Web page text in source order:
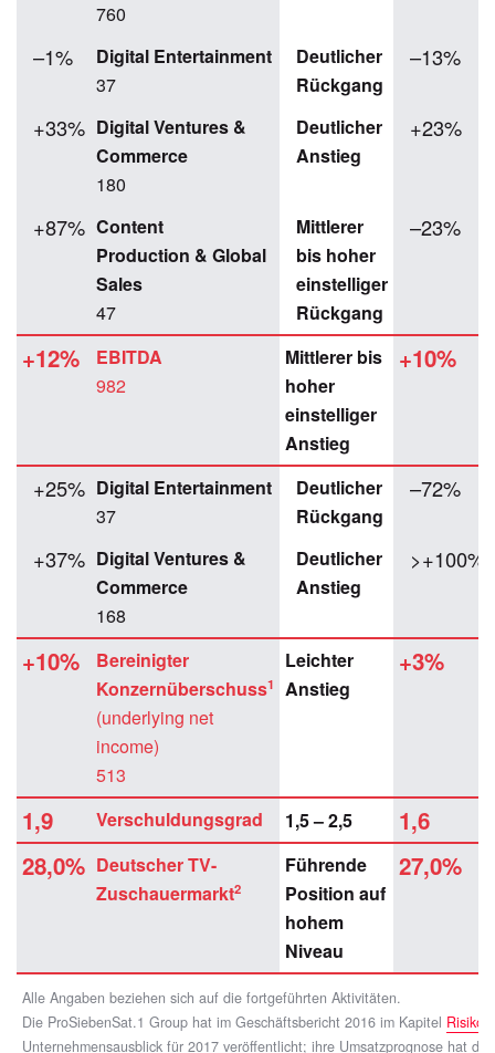
Alle Angaben beziehen sich auf die fortgeführten Aktivitäten.
Die ProSiebenSat.1 Group hat im Geschäftsbericht 2016 im Kapitel Risiko-
Unternehmensausblick für 2017 veröffentlicht; ihre Umsatzprognose hat
760
–1%
Digital Entertainment
37
Deutlicher
Rückgang
–13%
+33% Digital Ventures &
Commerce
180
Deutlicher
Anstieg
+23%
+87% Content
Production & Global
Sales
47
Mittlerer
bis hoher
einstelliger
Rückgang
–23%
+12%
EBITDA
982
Mittlerer bis
hoher
einstelliger
Anstieg
+10%
+25% Digital Entertainment
37
Deutlicher
Rückgang
–72%
+37% Digital Ventures &
Commerce
168
Deutlicher
Anstieg
>+100%
+10%
Bereinigter
Konzernüberschuss1
(underlying net
income)
513
Leichter
Anstieg
+3%
1,9 Verschuldungs­grad 1,5 – 2,5
1,6
28,0% Deutscher TV-
Zuschauermarkt2
Führende
Position auf
hohem
Niveau
27,0%